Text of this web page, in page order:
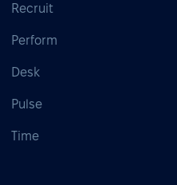
Recruit
Perform
Desk
Pulse
Time